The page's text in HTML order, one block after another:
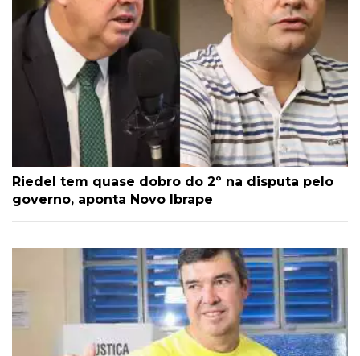
Riedel tem quase dobro do 2º na disputa pelo
governo, aponta Novo Ibrape